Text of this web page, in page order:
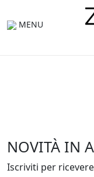
MENU
NOVITÀ IN
Iscriviti per